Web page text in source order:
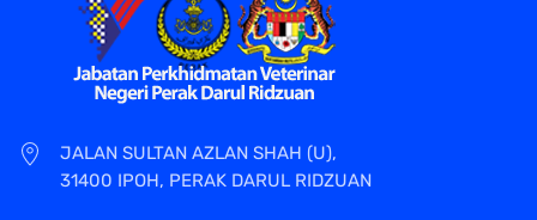
JALAN SULTAN AZLAN SHAH (U),
31400 IPOH, PERAK DARUL RIDZUAN